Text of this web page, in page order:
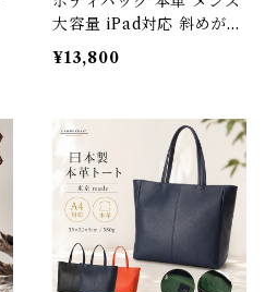
大容量 iPad対応 斜めがけ
ワンショルダーバッグ 厚
手牛革 オイルレザー 3Qe
レジャー 大きめ 通学 通勤
クリスマス ギフト プレゼ
ント 父の日 送料無料
¥13,800